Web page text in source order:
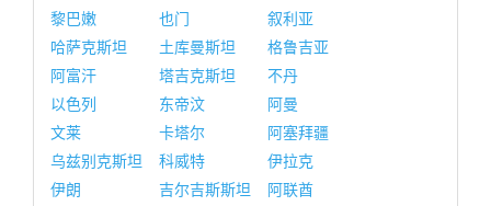
黎巴嫩
也门
叙利亚
哈萨克斯坦
土库曼斯坦
格鲁吉亚
阿富汗
塔吉克斯坦
不丹
以色列
东帝汶
阿曼
文莱
卡塔尔
阿塞拜疆
乌兹别克斯坦
科威特
伊拉克
伊朗
吉尔吉斯斯坦
阿联酋